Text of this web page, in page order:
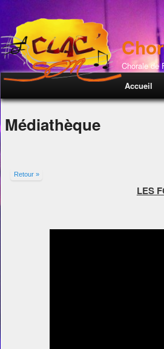
Chorale de
Accueil
Médiathèque
Retour »
LES